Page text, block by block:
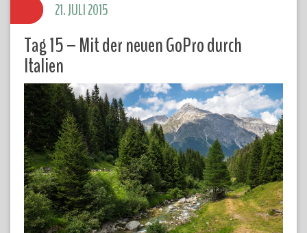
Tag 15 – Mit der neuen GoPro durch
Italien
21. JULI 2015